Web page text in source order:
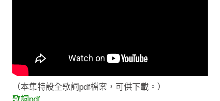
（本集特設全歌詞pdf檔案，可供下載。）
歌詞pdf